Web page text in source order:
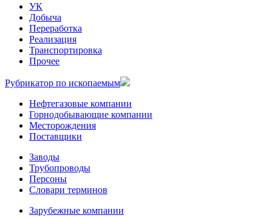
УК
Добыча
Переработка
Реализация
Транспортировка
Прочее
Рубрикатор по ископаемым
Нефтегазовые компании
Горнодобывающие компании
Месторождения
Поставщики
Заводы
Трубопроводы
Персоны
Словари терминов
Зарубежные компании